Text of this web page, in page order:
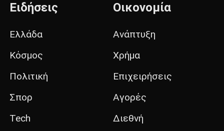
Ειδήσεις
Ελλάδα
Κόσμος
Πολιτική
Σπορ
Tech
Οικονομία
Ανάπτυξη
Χρήμα
Επιχειρήσεις
Αγορές
Διεθνή